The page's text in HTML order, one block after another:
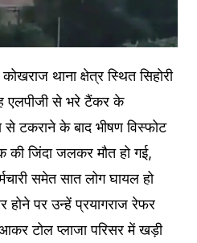
थाना क्षेत्र स्थित सिहोरी
एलपीजी से भरे टैंकर के
से टकराने के बाद भीषण विस्फोट
की जिंदा जलकर मौत हो गई,
समेत सात लोग घायल हो
होने पर उन्हें प्रयागराज रेफर
टोल प्लाजा परिसर में खड़ी